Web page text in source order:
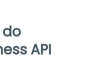
do
API